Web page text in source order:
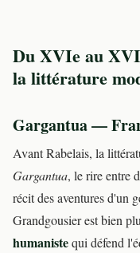
Du XVIe au
la littérature
Gargantua —
Avant Rabelais, la
Gargantua, le rire entre
récit des aventures d'un
Grandgousier est bien
humanistequi défend